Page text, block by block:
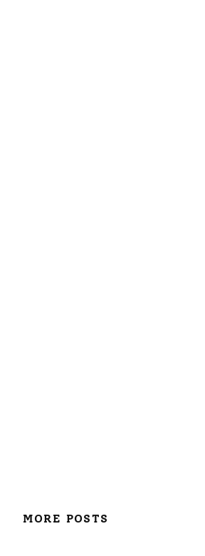
MORE POSTS